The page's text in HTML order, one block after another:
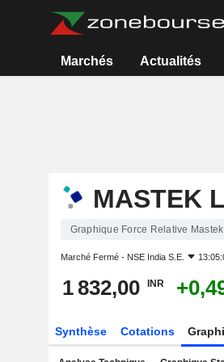
Marchés Actualités
MASTEK
Graphique Force Relative
Marché Fermé - NSE India S.E.
1 832,00 INR
Synthèse Cotations